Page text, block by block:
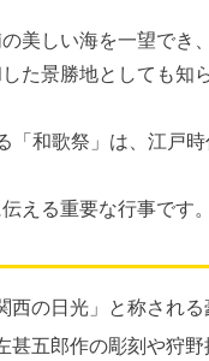
美しい海を一望でき、
た景勝地としても知
「和歌祭」は、江戸
える重要な行事です。
西の日光」と称され
甚五郎作の彫刻や狩